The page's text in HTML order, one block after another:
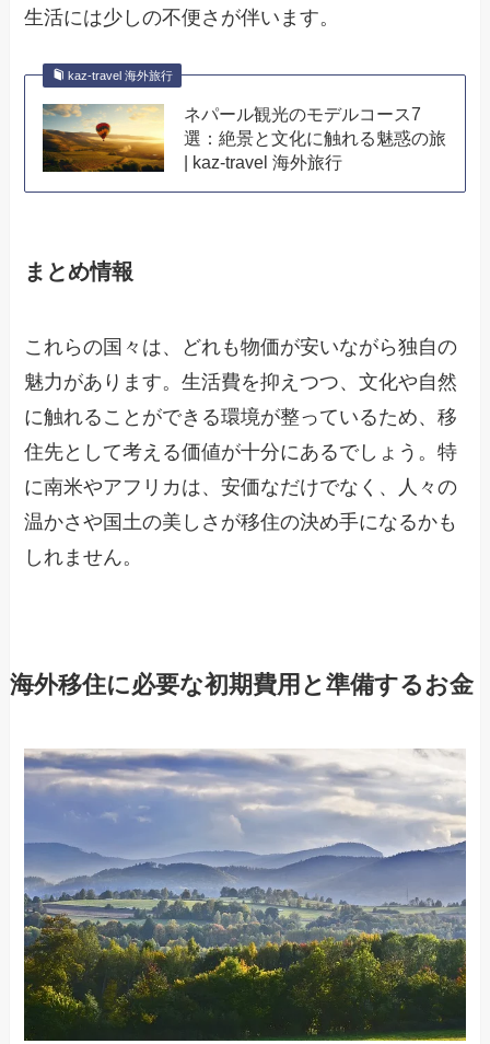
生活には少しの不便さが伴います。
kaz-travel 海外旅行
ネパール観光のモデルコース7
選：絶景と文化に触れる魅惑の旅
| kaz-travel 海外旅行
まとめ情報
これらの国々は、どれも物価が安いながら独自の
魅力があります。生活費を抑えつつ、文化や自然
に触れることができる環境が整っているため、移
住先として考える価値が十分にあるでしょう。特
に南米やアフリカは、安価なだけでなく、人々の
温かさや国土の美しさが移住の決め手になるかも
しれません。
海外移住に必要な初期費用と準備するお金